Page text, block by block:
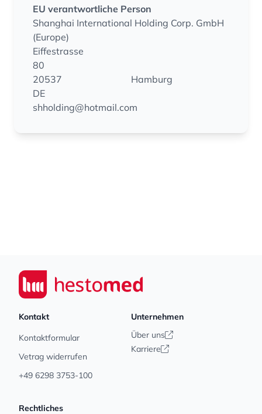
EU verantwortliche Person
Shanghai International Holding Corp. GmbH
(Europe)
Eiffestrasse
80
20537
Hamburg
DE
shholding@hotmail.com
Seiwert GmbH
Kontakt
Kontaktformular
Vetrag widerrufen
+49 6298 3753-100
Unternehmen
Über uns
Karriere
Rechtliches